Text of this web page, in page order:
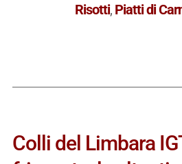
Risotti, Piatti di
Colli del Limbara